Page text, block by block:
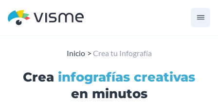
Inicio Crea tu Infografía
Crea infografías creativas
en minutos